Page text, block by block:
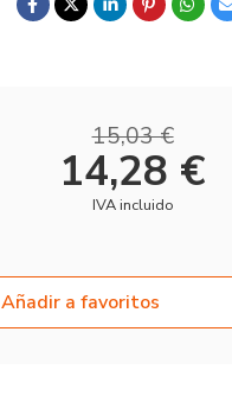
15,03 €
14,28 €
IVA incluido
Añadir a favoritos